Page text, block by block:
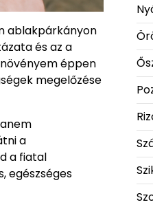
ablakpárkányon
és az a
éppen
megelőzése
a
a fiatal
egészséges